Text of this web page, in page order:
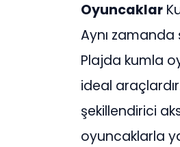
Oyuncaklar
Aynı zamanda
Plajda kumla
ideal
şekillendirici
oyuncaklarla